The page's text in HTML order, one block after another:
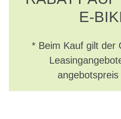
E-
* Beim Kauf gilt der